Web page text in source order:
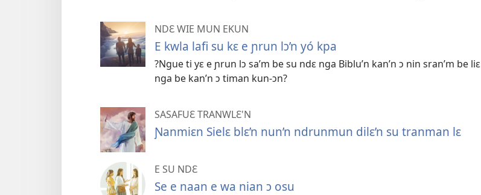
NDƐ WIE MUN EKUN
E kwla lafi su kɛ e ɲrun lɔ’n yó kpa
?Ngue ti yɛ e ɲrun lɔ sa’m be su ndɛ nga Biblu’n kan’n ɔ nin sran’m be liɛ
nga be kan’n ɔ timan kun-ɔn?
SASAFUƐ TRANWLƐ'N
Ɲanmiɛn Sielɛ blɛ’n nun’n ndrunmun dilɛ’n su tranman lɛ
E SU NDƐ
Se e naan e wa nian ɔ osu